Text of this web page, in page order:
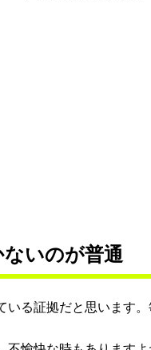
いのが普通
る証拠だと思います。